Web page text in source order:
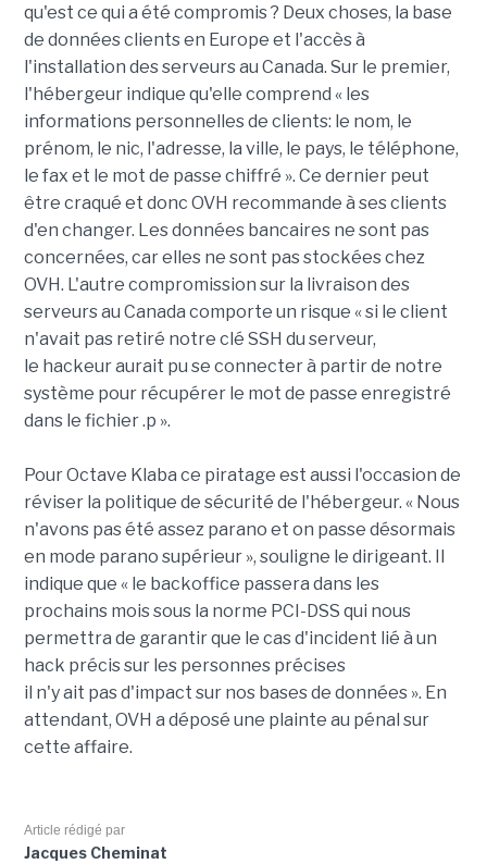
qu'est ce qui a été compromis ? Deux choses, la base
de données clients en Europe et l'accès à
l'installation des serveurs au Canada. Sur le premier,
l'hébergeur indique qu'elle comprend « les
informations personnelles de clients: le nom, le
prénom, le nic, l'adresse, la ville, le pays, le téléphone,
le fax et le mot de passe chiffré ». Ce dernier peut
être craqué et donc OVH recommande à ses clients
d'en changer. Les données bancaires ne sont pas
concernées, car elles ne sont pas stockées chez
OVH. L'autre compromission sur la livraison des
serveurs au Canada comporte un risque « si le client
n'avait pas retiré notre clé SSH du serveur,
le hackeur aurait pu se connecter à partir de notre
système pour récupérer le mot de passe enregistré
dans le fichier .p ».
Pour Octave Klaba ce piratage est aussi l'occasion de
réviser la politique de sécurité de l'hébergeur. « Nous
n'avons pas été assez parano et on passe désormais
en mode parano supérieur », souligne le dirigeant. Il
indique que « le backoffice passera dans les
prochains mois sous la norme PCI-DSS qui nous
permettra de garantir que le cas d'incident lié à un
hack précis sur les personnes précises
il n'y ait pas d'impact sur nos bases de données ». En
attendant, OVH a déposé une plainte au pénal sur
cette affaire.
Article rédigé par
Jacques Cheminat